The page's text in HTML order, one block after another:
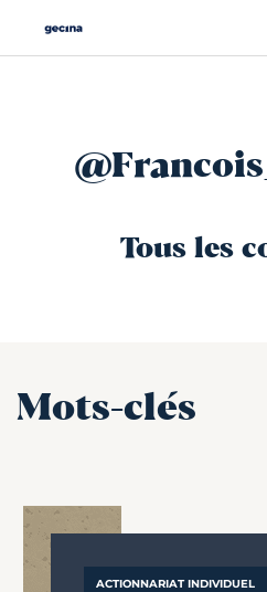
Tous les
Mots-clés
ACTIONNARIAT INDIVIDUEL